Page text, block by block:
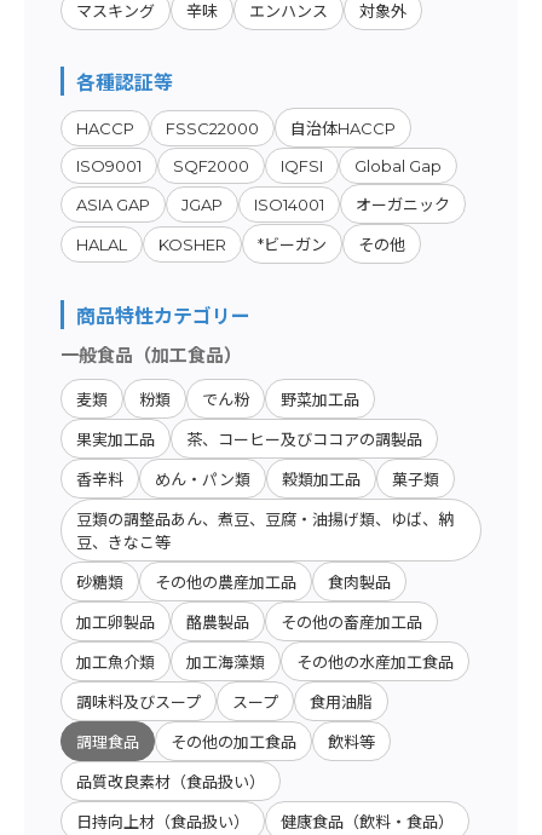
マスキング 辛味 エンハンス 対象外
各種認証等
HACCP FSSC22000
自治体HACCP
ISO9001
SQF2000 IQFSI
Global Gap
ASIA GAP
JGAP ISO14001 オーガニック
HALAL KOSHER *ビーガン その他
商品特性カテゴリー
一般食品（加工食品）
麦類 粉類 でん粉 野菜加工品
果実加工品 茶、コーヒー及びココアの調製品
香辛料 めん・パン類 穀類加工品 菓子類
豆類の調整品あん、煮豆、豆腐・油揚げ類、ゆば、納
豆、きなこ等
砂糖類 その他の農産加工品 食肉製品
加工卵製品 酪農製品 その他の畜産加工品
加工魚介類 加工海藻類 その他の水産加工食品
調味料及びスープ スープ 食用油脂
調理食品 その他の加工食品 飲料等
品質改良素材（食品扱い）
日持向上材（食品扱い） 健康食品（飲料・食品）